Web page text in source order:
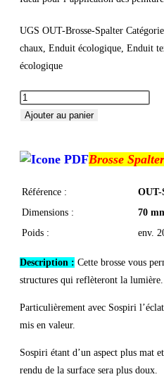
UGS OUT-Brosse-Spalter Catégorie
chaux Enduit écologique Enduit
écologique
Ajouter au panier
Brosse
Référence :
OUT-
Dimensions :
70
Poids :
env.
Description : Cette brosse vous
structures qui reflèteront la lumière.
Particulièrement avec Sospiri
mis en valeur.
Sospiri étant d’un aspect plus mat
rendu de la surface sera plus doux.